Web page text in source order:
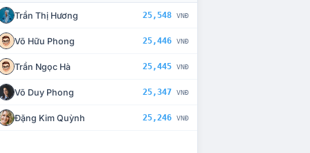
CHẾ TÀI XỬ LÝ VI PHẠM
Trần Thị Hương 25,548 VNĐ
Võ Hữu Phong 25,446 VNĐ
Trần Ngọc Hà 25,445 VNĐ
Võ Duy Phong 25,347 VNĐ
Đặng Kim Quỳnh 25,246 VNĐ